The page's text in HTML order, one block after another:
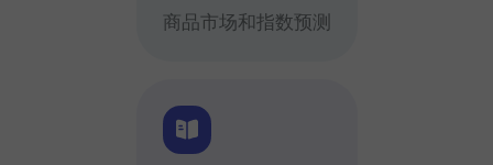
商品市场和指数预测